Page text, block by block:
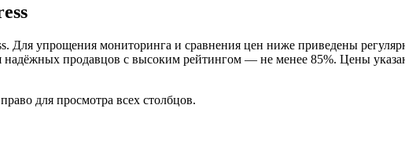
Для упрощения мониторинга и сравнения цен ниже приведены
надёжных продавцов с высоким рейтингом — не менее 85%. Цены
для просмотра всех столбцов.